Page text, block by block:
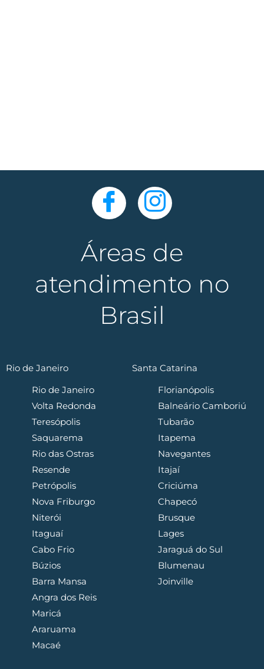
Áreas de
atendimento no
Brasil
Rio de Janeiro
Rio de Janeiro
Volta Redonda
Teresópolis
Saquarema
Rio das Ostras
Resende
Petrópolis
Nova Friburgo
Niterói
Itaguaí
Cabo Frio
Búzios
Barra Mansa
Angra dos Reis
Maricá
Araruama
Macaé
Santa Catarina
Florianópolis
Balneário Camboriú
Tubarão
Itapema
Navegantes
Itajaí
Criciúma
Chapecó
Brusque
Lages
Jaraguá do Sul
Blumenau
Joinville